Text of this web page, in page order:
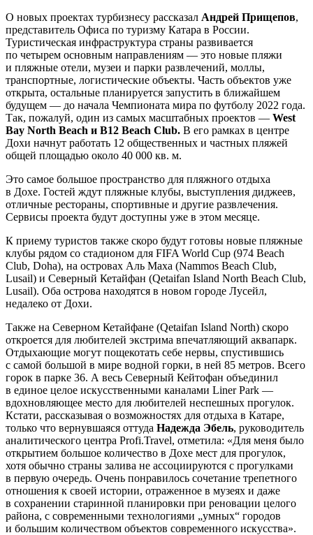
О новых проектах турбизнесу рассказал Андрей Прищепов,
представитель Офиса по туризму Катара в России.
Туристическая инфраструктура страны развивается
по четырем основным направлениям — это новые пляжи
и пляжные отели, музеи и парки развлечений, моллы,
транспортные, логистические объекты. Часть объектов уже
открыта, остальные планируется запустить в ближайшем
будущем — до начала Чемпионата мира по футболу 2022 года.
Так, пожалуй, один из самых масштабных проектов — West
Bay North Beach и B12 Beach Club. В его рамках в центре
Дохи начнут работать 12 общественных и частных пляжей
общей площадью около 40 000 кв. м.
Это самое большое пространство для пляжного отдыха
в Дохе. Гостей ждут пляжные клубы, выступления диджеев,
отличные рестораны, спортивные и другие развлечения.
Сервисы проекта будут доступны уже в этом месяце.
К приему туристов также скоро будут готовы новые пляжные
клубы рядом со стадионом для FIFA World Cup (974 Beach
Club, Doha), на островах Аль Маха (Nammos Beach Club,
Lusail) и Северный Кетайфан (Qetaifan Island North Beach Club,
Lusail). Оба острова находятся в новом городе Лусейл,
недалеко от Дохи.
Также на Северном Кетайфане (Qetaifan Island North) скоро
откроется для любителей экстрима впечатляющий аквапарк.
Отдыхающие могут пощекотать себе нервы, спустившись
с самой большой в мире водной горки, в ней 85 метров. Всего
горок в парке 36. А весь Северный Кейтофан объединил
в единое целое искусственными каналами Liner Park —
вдохновляющее место для любителей неспешных прогулок.
Кстати, рассказывая о возможностях для отдыха в Катаре,
только что вернувшаяся оттуда Надежда Эбель, руководитель
аналитического центра Profi.Travel, отметила: «Для меня было
открытием большое количество в Дохе мест для прогулок,
хотя обычно страны залива не ассоциируются с прогулками
в первую очередь. Очень понравилось сочетание трепетного
отношения к своей истории, отраженное в музеях и даже
в сохранении старинной планировки при реновации целого
района, с современными технологиями „умных“ городов
и большим количеством объектов современного искусства».